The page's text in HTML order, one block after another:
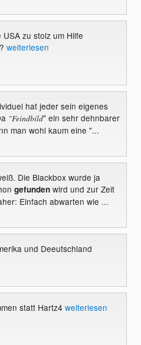
USA zu stolz um Hilfe
weiterlesen
hat jeder sein eigenes
"Feindbild" ein sehr dehnbarer
man wohl kaum eine "...
Die Blackbox wurde ja
gefundenwird und zur Zeit
Einfach abwarten wie ...
und Deeutschland
statt Hartz4 weiterlesen